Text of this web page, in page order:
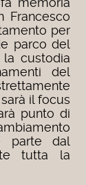
Francesco
per
parco del
custodia
del
il focus
punto di
parte dal
tutta la